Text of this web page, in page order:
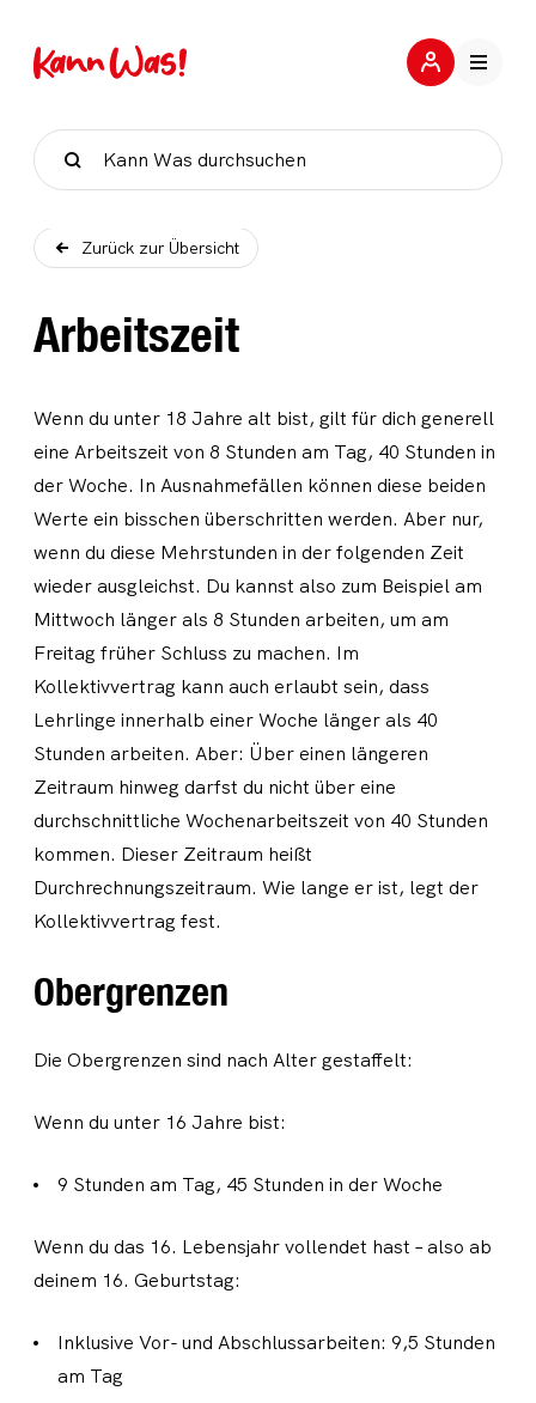
Suche
Zurück zur Übersicht
Arbeitszeit
Wenn du unter 18 Jahre alt bist, gilt für dich generell
eine Arbeitszeit von 8 Stunden am Tag, 40 Stunden in
der Woche. In Ausnahmefällen können diese beiden
Werte ein bisschen überschritten werden. Aber nur,
wenn du diese Mehrstunden in der folgenden Zeit
wieder ausgleichst. Du kannst also zum Beispiel am
Mittwoch länger als 8 Stunden arbeiten, um am
Freitag früher Schluss zu machen. Im
Kollektivvertrag kann auch erlaubt sein, dass
Lehrlinge innerhalb einer Woche länger als 40
Stunden arbeiten. Aber: Über einen längeren
Zeitraum hinweg darfst du nicht über eine
durchschnittliche Wochenarbeitszeit von 40 Stunden
kommen. Dieser Zeitraum heißt
Durchrechnungszeitraum. Wie lange er ist, legt der
Kollektivvertrag fest.
Obergrenzen
Die Obergrenzen sind nach Alter gestaffelt:
Wenn du unter 16 Jahre bist:
9 Stunden am Tag, 45 Stunden in der Woche
Wenn du das 16. Lebensjahr vollendet hast – also ab
deinem 16. Geburtstag:
Inklusive Vor- und Abschlussarbeiten: 9,5 Stunden
am Tag